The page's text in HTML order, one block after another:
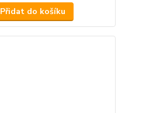
Přidat do košíku